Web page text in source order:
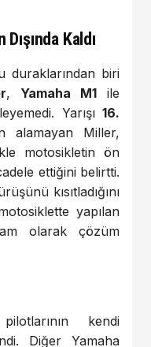
Kaldı
duraklarından biri
, Yamaha M1ile
Yarışı 16.
alamayan Miller,
motosikletin ön
ettiğini belirtti.
kısıtladığını
yapılan
olarak çözüm
kendi
Diğer Yamaha